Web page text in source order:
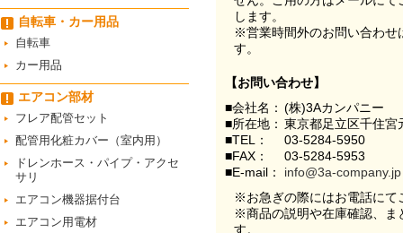
自転車・カー用品
自転車
カー用品
エアコン部材
フレア配管セット
配管用化粧カバー（室内用）
ドレンホース・パイプ・アクセ
サリ
エアコン機器据付台
エアコン用電材
します。
※営業時間外のお問い合わせ
す。
【お問い合わせ】
■会社名： (株)3Aカンパニー
■所在地： 東京都足立区千住
■TEL：
03-5284-5950
■FAX：
03-5284-5953
■E-mail：
info@3a-company.jp
※お急ぎの際にはお電話にて
※商品の説明や在庫確認、ま
す。